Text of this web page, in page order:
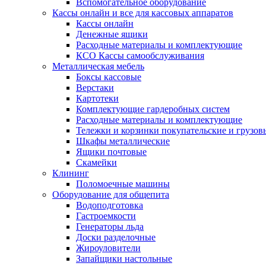
Вспомогательное оборудование
Кассы онлайн и все для кассовых аппаратов
Кассы онлайн
Денежные ящики
Расходные материалы и комплектующие
КСО Кассы самообслуживания
Металлическая мебель
Боксы кассовые
Верстаки
Картотеки
Комплектующие гардеробных систем
Расходные материалы и комплектующие
Тележки и корзинки покупательские и
Шкафы металлические
Ящики почтовые
Скамейки
Клининг
Поломоечные машины
Оборудование для общепита
Водоподготовка
Гастроемкости
Генераторы льда
Доски разделочные
Жироуловители
Запайщики настольные